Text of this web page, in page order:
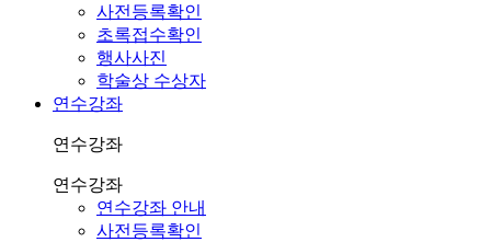
사전등록확인
초록접수확인
행사사진
학술상 수상자
연수강좌
연수강좌
연수강좌
연수강좌 안내
사전등록확인